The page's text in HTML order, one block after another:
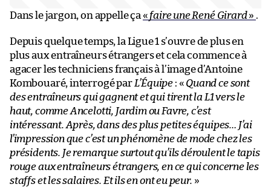
Dans le jargon, on appelle ça « faire une René Girard» .
Depuis quelque temps, la Ligue 1 s’ouvre de plus en
plus aux entraîneurs étrangers et cela commence à
agacer les techniciens français à l’image d’Antoine
Kombouaré, interrogé parL’Équipe : « Quand ce sont
des entraîneurs qui gagnent et qui tirent la L1 vers le
haut, comme Ancelotti, Jardim ou Favre, c’est
intéressant. Après, dans des plus petites équipes… J’ai
l’impression que c’est un phénomène de mode chez les
présidents. Je remarque surtout qu’ils déroulent le tapis
rouge aux entraîneurs étrangers, en ce qui concerne les
staffs et les salaires. Et ils en ont eu peur. »